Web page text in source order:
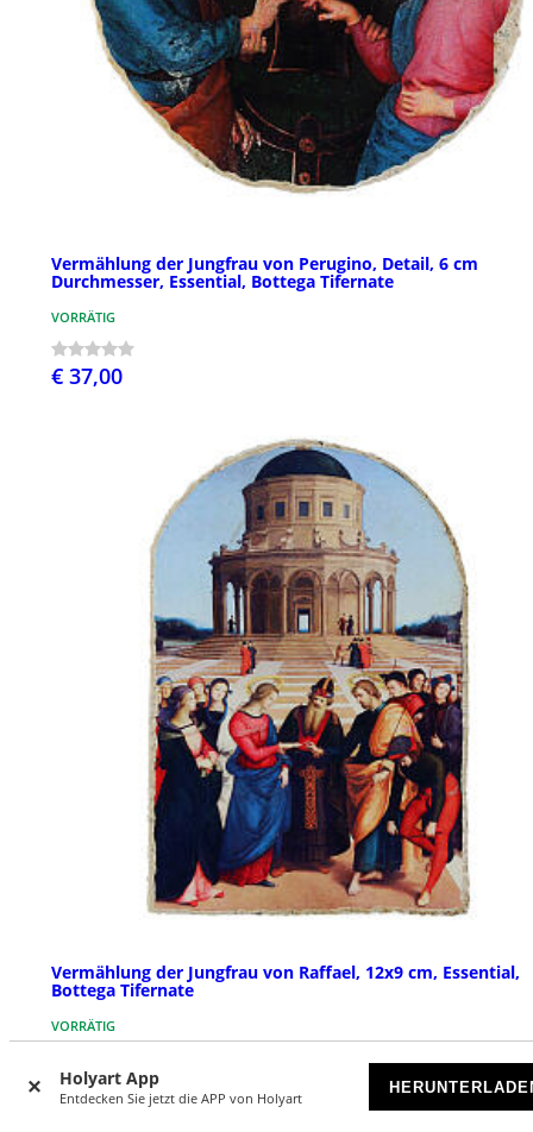
Holyart App
Entdecken Sie jetzt die APP von Holyart
Vermählung der Jungfrau von Perugino, Detail, 6 cm
Durchmesser, Essential, Bottega Tifernate
VORRÄTIG
€ 37,00
Vermählung der Jungfrau von Raffael, 12x9 cm, Essential,
Bottega Tifernate
VORRÄTIG
€ 59,00